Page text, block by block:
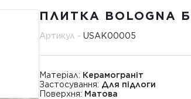
ПЛИТКА BOLOGNA
Артикул -USAK00005
Матеріал: Керамограніт
Застосування: Для підлоги
Поверхня: Матова